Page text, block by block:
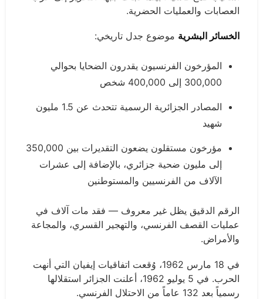
العصابات والعمليات الحضرية.
الخسائر البشرية موضوع جدل تاريخي:
المؤرخون الفرنسيون يقدرون الضحايا بحوالي
300,000 إلى 400,000 شخص
المصادر الجزائرية الرسمية تتحدث عن 1.5 مليون
شهيد
مؤرخون مستقلون يضعون التقديرات بين 350,000
إلى مليون ضحية جزائري، بالإضافة إلى عشرات
الآلاف من الفرنسيين والمستوطنين
الرقم الدقيق يظل غير معروف — فقد مات آلاف في
عمليات القصف الفرنسي، والتهجير القسري، والمجاعة
والأمراض.
في 18 مارس 1962، وُقعت اتفاقيات إيفيان التي أنهت
الحرب. في 5 يوليو 1962، أعلنت الجزائر استقلالها
رسمياً بعد 132 عاماً من الاحتلال الفرنسي.